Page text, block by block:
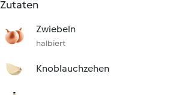
Zutaten
Zwiebeln
halbiert
Knoblauchzehen